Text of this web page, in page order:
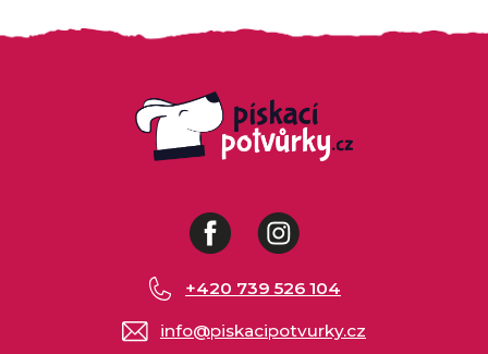
FacebookInstagram
info@piskacipotvurky.cz
+420 739 526 104